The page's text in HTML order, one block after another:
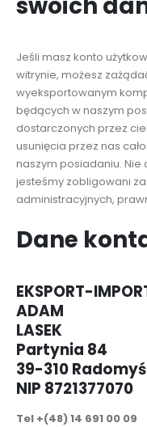
Jeśli masz konto
witrynie, możesz
wyeksportowanym
będących w naszym
dostarczonych przez
usunięcia przez nas
naszym posiadaniu. Nie
jesteśmy zobligowani
administracyjnych,
Dane
EKSPORT-
ADAM
LASEK
Partynia 84
39-310
NIP 8721377070
Tel +(48) 14 691 00 09